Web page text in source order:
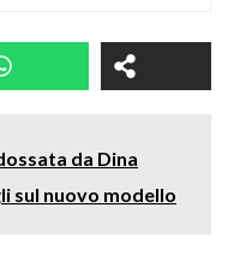
da Dina
sul nuovo modello